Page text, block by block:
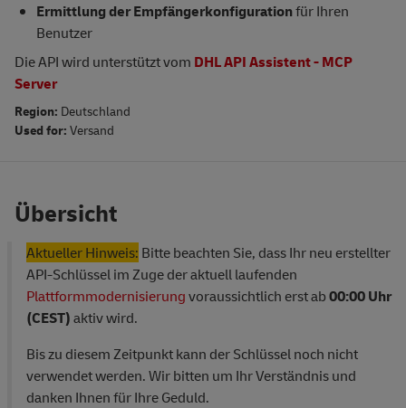
Ermittlung der Empfängerkonfigurationfür Ihren
Benutzer
Die API wird unterstützt vom DHL API Assistent - MCP
Server
Region: Deutschland
Used for: Versand
Übersicht
Aktueller Hinweis: Bitte beachten Sie, dass Ihr neu erstellter
API-Schlüssel im Zuge der aktuell laufenden
Plattformmodernisierungvoraussichtlich erst ab00:00 Uhr
(CEST)aktiv wird.
Bis zu diesem Zeitpunkt kann der Schlüssel noch nicht
verwendet werden. Wir bitten um Ihr Verständnis und
danken Ihnen für Ihre Geduld.